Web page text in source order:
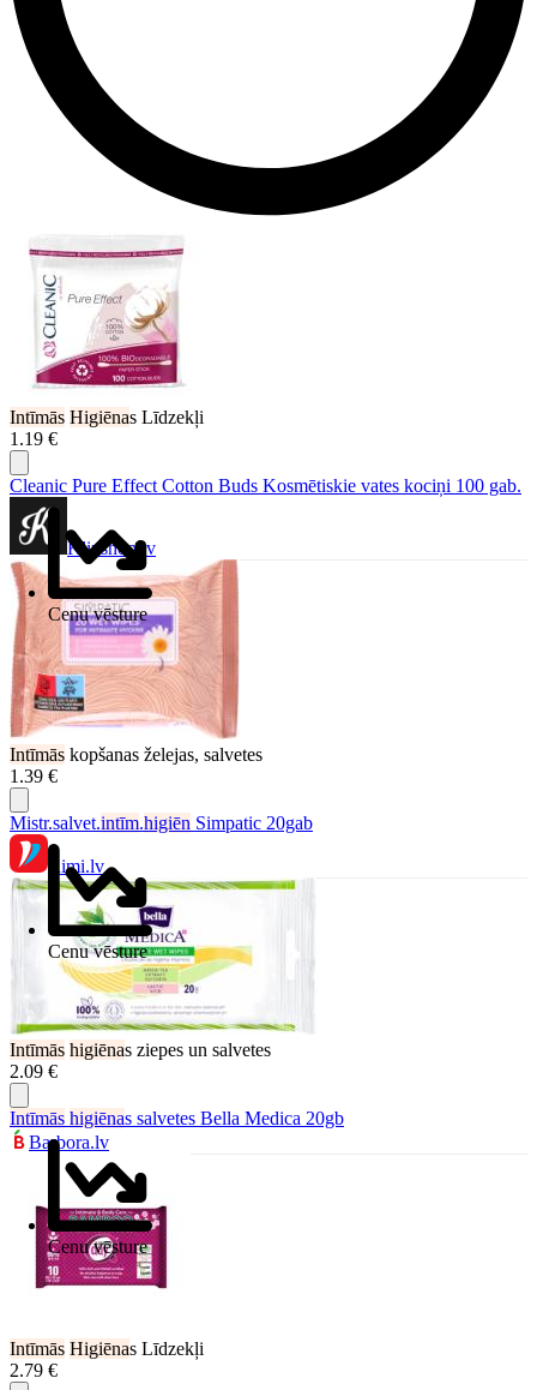
Intīmās Higiēnas Līdzekļi
1.19 €
Cenu vēsture
Cleanic Pure Effect Cotton Buds Kosmētiskie vates kociņi 100 gab.
Klipshop.lv
Intīmās kopšanas želejas, salvetes
1.39 €
Cenu vēsture
Mistr.salvet.intīm.higiēn Simpatic 20gab
Rimi.lv
Intīmās higiēnas ziepes un salvetes
2.09 €
Cenu vēsture
Intīmās higiēnas salvetes Bella Medica 20gb
Barbora.lv
Intīmās Higiēnas Līdzekļi
2.79 €